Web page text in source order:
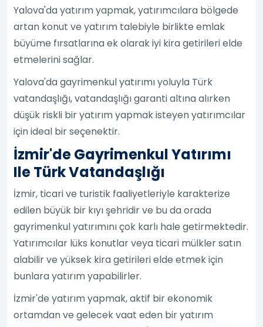
Yalova'da yatırım yapmak, yatırımcılara bölgede
artan konut ve yatırım talebiyle birlikte emlak
büyüme fırsatlarına ek olarak iyi kira getirileri elde
etmelerini sağlar.
Yalova'da gayrimenkul yatırımı yoluyla Türk
vatandaşlığı, vatandaşlığı garanti altına alırken
düşük riskli bir yatırım yapmak isteyen yatırımcılar
için ideal bir seçenektir.
İzmir'de Gayrimenkul Yatırımı
Ile Türk Vatandaşlığı
İzmir, ticari ve turistik faaliyetleriyle karakterize
edilen büyük bir kıyı şehridir ve bu da orada
gayrimenkul yatırımını çok karlı hale getirmektedir.
Yatırımcılar lüks konutlar veya ticari mülkler satın
alabilir ve yüksek kira getirileri elde etmek için
bunlara yatırım yapabilirler.
İzmir'de yatırım yapmak, aktif bir ekonomik
ortamdan ve gelecek vaat eden bir yatırım